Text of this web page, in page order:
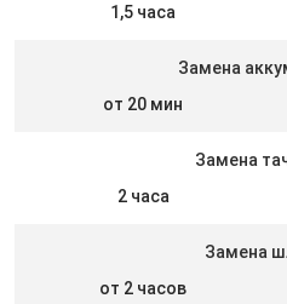
1,5 часа
Замена
от 20 мин
Замена
2 часа
Замена
от 2 часов